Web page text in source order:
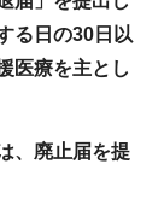
る日の30日以
医療を主とし
、廃止届を提